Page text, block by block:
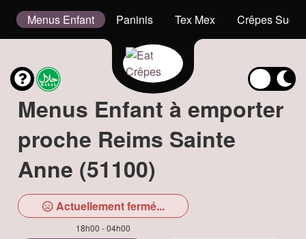
Menus Enfant Paninis Tex Mex Crêpes
Menus Enfant à emporter
proche Reims Sainte
Anne (51100)
Actuellement fermé...
18h00 - 04h00